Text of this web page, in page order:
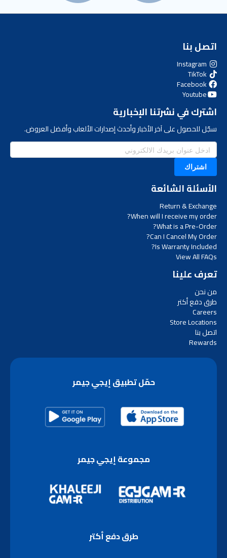
اتصل بنا
Instagram
TikTok
Facebook
Youtube
اشترك في نشرتنا الإخبارية
سجّل للحصول على آخر الأخبار وأحدث إصدارات الألعاب وأفضل العروض.
اشتراك
الأسئلة الشائعة
Return & Exchange
When will I receive my order?
What is a Pre-Order?
Can I Cancel My Order?
Is Warranty Included?
View All FAQs
تعرف علينا
من نحن
طرق دفع أكتر
Careers
Store Locations
اتصل بنا
Rewards
حمّل تطبيق إيجي جيمر
مجموعة إيجي جيمر
طرق دفع أكتر